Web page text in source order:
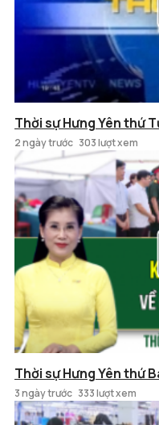
Thời sự Hưng Yên thứ
2 ngày trước 303 lượt xem
Thời sự Hưng Yên thứ
3 ngày trước 333 lượt xem